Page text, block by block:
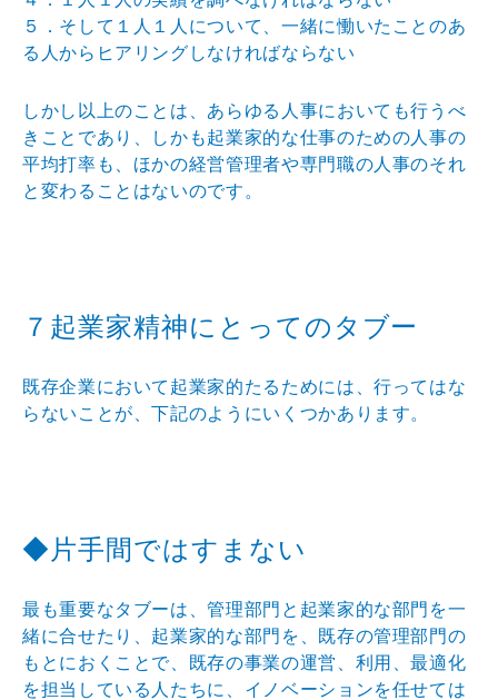
５．そして１人１人について、一緒に慟いたことのあ
る人からヒアリングしなければならない
しかし以上のことは、あらゆる人事においても行うべ
きことであり、しかも起業家的な仕事のための人事の
平均打率も、ほかの経営管理者や専門職の人事のそれ
と変わることはないのです。
７起業家精神にとってのタブー
既存企業において起業家的たるためには、行ってはな
らないことが、下記のようにいくつかあります。
◆片手間ではすまない
最も重要なタブーは、管理部門と起業家的な部門を一
緒に合せたり、起業家的な部門を、既存の管理部門の
もとにおくことで、既存の事業の運営、利用、最適化
を担当している人たちに、イノベーションを任せては